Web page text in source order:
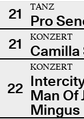
21
TANZ
Pro
21
KONZERT
Camilla
22
KONZERT
Man Of
Mingus